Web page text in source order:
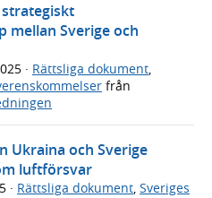
mellan Sverige och
· Rättsliga dokument,
från
Ukraina och Sverige
luftförsvar
· Rättsliga dokument Sveriges